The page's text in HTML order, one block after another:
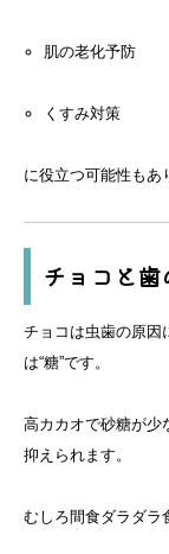
肌の老化予防
くすみ対策
に役立つ可能性もあ
チョコと
チョコは虫歯の原因
は“糖”です。
高カカオで砂糖が少
抑えられます。
むしろ間食ダラダラ